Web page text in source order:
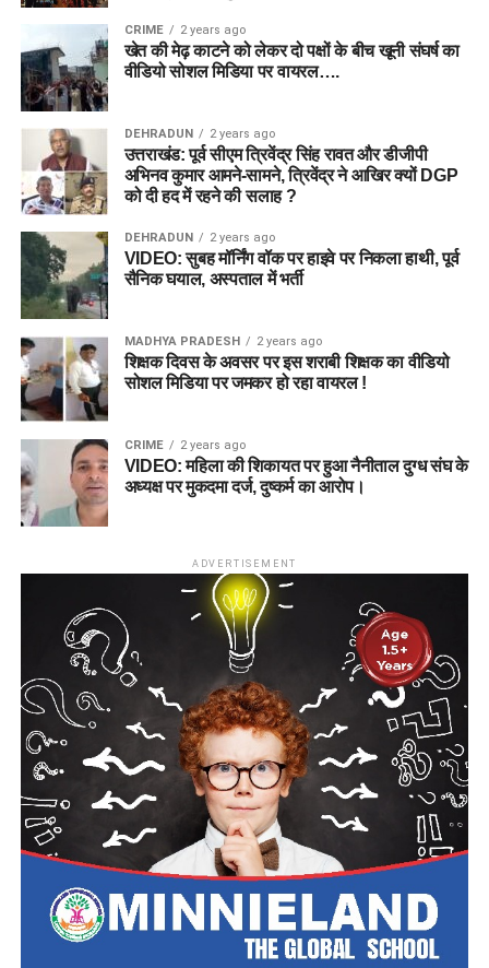
CRIME 2 years ago
खेत की मेढ़ काटने को लेकर दो पक्षों के बीच खूनी संघर्ष का
वीडियो सोशल मिडिया पर वायरल….
DEHRADUN 2 years ago
उत्तराखंड: पूर्व सीएम त्रिवेंद्र सिंह रावत और डीजीपी
अभिनव कुमार आमने-सामने, त्रिवेंद्र ने आखिर क्यों DGP
को दी हद में रहने की सलाह ?
DEHRADUN 2 years ago
VIDEO: सुबह मॉर्निंग वॉक पर हाइवे पर निकला हाथी, पूर्व
सैनिक घयाल, अस्पताल में भर्ती
MADHYA PRADESH 2 years ago
शिक्षक दिवस के अवसर पर इस शराबी शिक्षक का वीडियो
सोशल मिडिया पर जमकर हो रहा वायरल !
CRIME 2 years ago
VIDEO: महिला की शिकायत पर हुआ नैनीताल दुग्ध संघ के
अध्यक्ष पर मुकदमा दर्ज, दुष्कर्म का आरोप।
ADVERTISEMENT